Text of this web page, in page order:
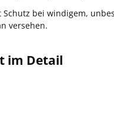
bei windigem,
versehen.
im Detail